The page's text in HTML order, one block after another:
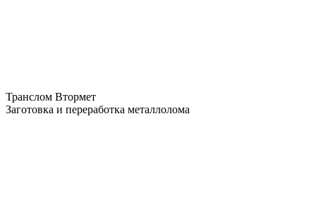
Транслом Втормет
Заготовка и переработка металлолома